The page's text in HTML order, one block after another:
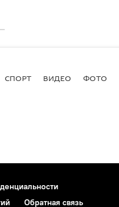
СПОРТ ВИДЕО ФОТО
Обратная связь